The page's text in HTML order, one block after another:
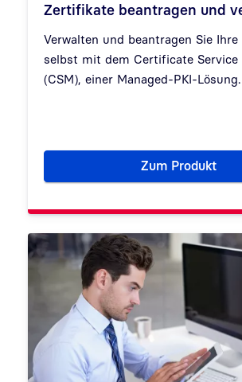
Zertifikate beantragen und
Verwalten und beantragen Sie
selbst mit dem Certificate Service
(CSM), einer Managed-PKI-Lösung.
Zum Produkt
Certificate